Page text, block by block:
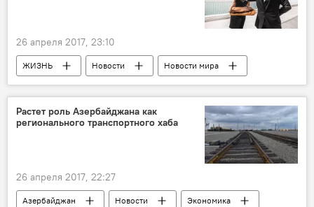
строительные компании
26 апреля 2017, 23:10
ЖИЗНЬ Новости
Новости мира
Турция
Леонардо Ди Каприо
Нусрет Гёкче
повар
известность
PR-кампания
Растет роль Азербайджана как
регионального транспортного хаба
26 апреля 2017, 22:27
Азербайджан Новости
Экономика